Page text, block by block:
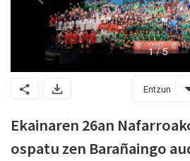
Entzun
Ekainaren 26an
ospatu zen Barañaingo